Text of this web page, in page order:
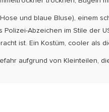
und blaue Bluse), einem
Abzeichen im Stile der
ist. Ein Kostüm, cooler als
aufgrund von Kleinteilen,